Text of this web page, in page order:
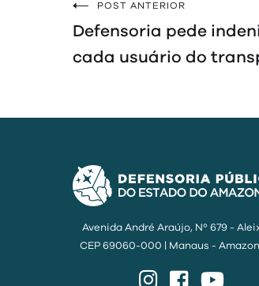
Navegação
de
POST ANTERIOR
Defensoria pede
cada usuário do
Avenida André Araújo, Nº 679 -
CEP 69060-000 | Manaus -
InstagramFacebook